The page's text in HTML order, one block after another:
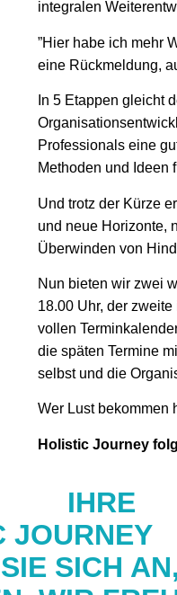
integralen
”Hier habe ich mehr
eine Rückmeldung,
In 5 Etappen gleicht
Professionals eine
Methoden und Ideen
Und trotz der Kürze
und neue Horizonte,
Überwinden von
Nun bieten wir zwei
18.00 Uhr, der
vollen
die späten Termine
selbst und die
Wer Lust bekommen
Holistic Journey
IHRE
JOURNEY
SICH